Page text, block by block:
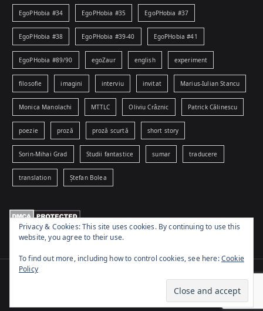
EgoPHobia #34 EgoPHobia #35 EgoPHobia #37
EgoPHobia #38 EgoPHobia #39-40 EgoPHobia #41
EgoPHobia #89/90 egoZaur english experiment
filosofie imagini interviu invitat Marius-Iulian Stancu
Monica Manolachi MTTLC Oliviu Crâznic Patrick Călinescu
poezie proză proză scurtă short story
Sorin-Mihai Grad Studii fantastice sumar traducere
translation Ștefan Bolea
. Powered byZakraand
Privacy & Cookies: This site uses cookies. By continuing to use this
website, you agree to their use.
To find out more, including how to control cookies, see here:Cookie
Policy